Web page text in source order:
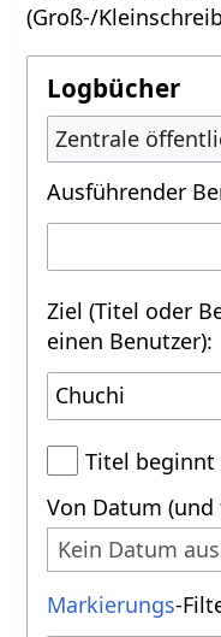
(Groß-/
Logbücher
Zentrale
Ausführender
Ziel (Titel oder
einen Benutzer):
Titel
Von Datum (und
Kein Datum
Markierungs-